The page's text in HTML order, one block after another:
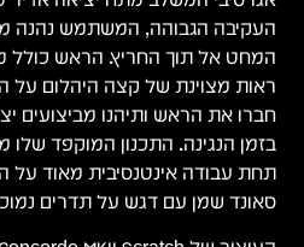
העקיבה הגבוהה, המשתמש
המחט אל תוך החריץ. הראש כולל
ראות מצוינת של קצה היהלום על
חברו את הראש ותיהנו מביצועים
בזמן הנגינה. התכנון המוקפד שלו
תחת עבודה אינטנסיבית מאוד
סאונד שמן עם דגש על תדרים